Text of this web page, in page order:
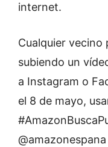
internet.
Cualquier vecino
subiendo un
a Instagram o
el 8 de mayo,